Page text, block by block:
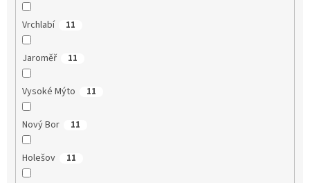
Vrchlabí 11
Jaroměř 11
Vysoké Mýto 11
Nový Bor 11
Holešov 11